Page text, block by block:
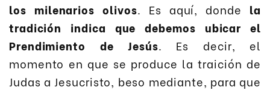
los milenarios olivos. Es aquí, donde la
tradición indica que debemos ubicar el
Prendimiento de Jesús. Es decir, el
momento en que se produce la traición de
Judas a Jesucristo, beso mediante, para que